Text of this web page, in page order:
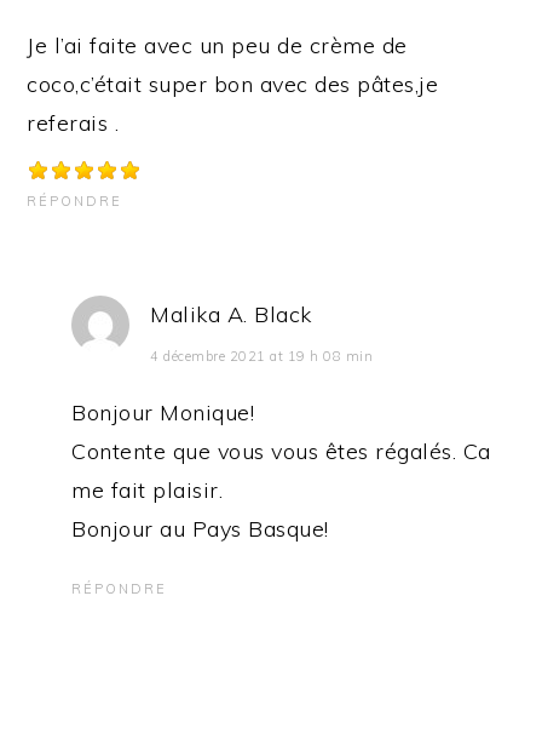
Je l’ai faite avec un peu de crème de
coco,c’était super bon avec des pâtes,je
referais .
RÉPONDRE
Malika A. Black
4 décembre 2021 at 19 h 08 min
Bonjour Monique!
Contente que vous vous êtes régalés. Ca
me fait plaisir.
Bonjour au Pays Basque!
RÉPONDRE